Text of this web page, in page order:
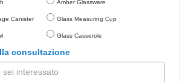
Canister
Amber Glassware
Glass Measuring Cup
Glass Casserole
consultazione